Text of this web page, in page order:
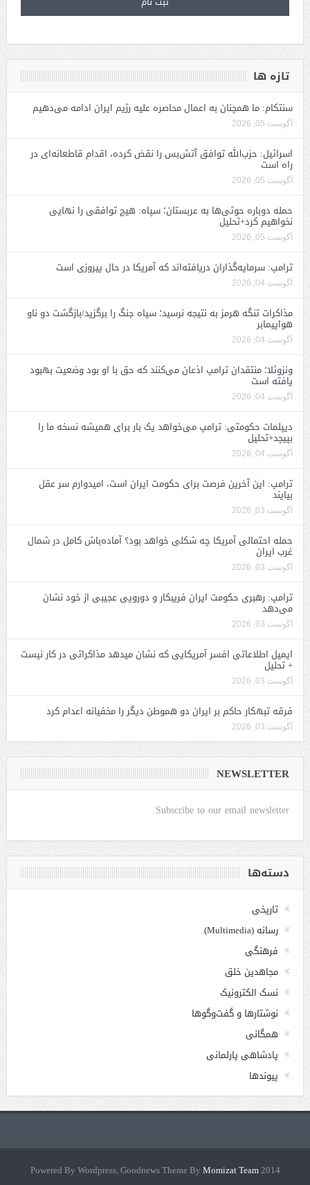
تازه ها
سنتکام: ما همچنان به اعمال محاصره علیه رژیم ایران ادامه می‌دهیم
آگوست 05, 2026
اسرائیل: حزب‌الله توافق آتش‌بس را نقض کرده، اقدام قاطعانه‌ای در
راه است
آگوست 05, 2026
حمله دوباره حوثی‌ها به عربستان؛ سپاه: هیچ توافقی را نهایی
نخواهیم کرد+تحلیل
آگوست 05, 2026
ترامپ: سرمایه‌گذاران دریافته‌اند که آمریکا در حال پیروزی است
آگوست 04, 2026
مذاکرات تنگه هرمز به نتیجه نرسید؛ سپاه جنگ را برگزید/بازگشت دو ناو
هواپیمابر
آگوست 04, 2026
ونزوئلا؛ منتقدان ترامپ اذعان می‌کنند که حق با او بود وضعیت بهبود
یافته است
آگوست 04, 2026
دیپلمات حکومتی: ترامپ می‌خواهد یک بار برای همیشه نسخه ما را
بپیچد+تحلیل
آگوست 04, 2026
ترامپ: این آخرین فرصت برای حکومت ایران است، امیدوارم سر عقل
بیایند
آگوست 03, 2026
حمله احتمالی آمریکا چه شکلی خواهد بود؟ آماده‌باش کامل در شمال
غرب ایران
آگوست 03, 2026
ترامپ: رهبری حکومت ایران فریبکار و دورویی عجیبی از خود نشان
می‌دهد
آگوست 03, 2026
ایمیل اطلاعاتی افسر آمریکایی که نشان میدهد مذاکراتی در کار نیست
+ تحلیل
آگوست 03, 2026
فرقه تبهکار حاکم بر ایران دو هموطن دیگر را مخفیانه اعدام کرد
آگوست 03, 2026
NEWSLETTER
Subscribe to our email newsletter.
دسته‌ها
تاریخی
رسانه (Multimedia)
فرهنگی
مجاهدین خلق
نسک الکترونیک
نوشتارها و گفت‌وگوها
همگانی
پادشاهی پارلمانی
پیوندها
2014 Powered By Wordpress, Goodnews Theme By
Momizat Team